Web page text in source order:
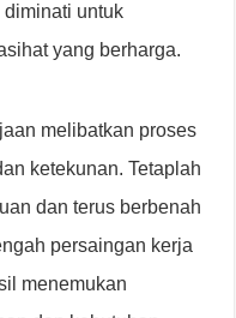
untuk
yang berharga.
melibatkan proses
ketekunan. Tetaplah
dan terus berbenah
persaingan kerja
menemukan